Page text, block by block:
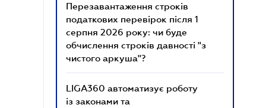
Перезавантаження строків
податкових перевірок після 1
серпня 2026 року: чи буде
обчислення строків давності "з
чистого аркуша"?
LIGA360 автоматизує роботу
із законами та